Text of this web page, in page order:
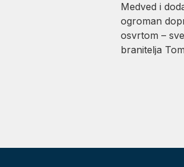
Medved i
ogroman
osvrtom –
branitelja